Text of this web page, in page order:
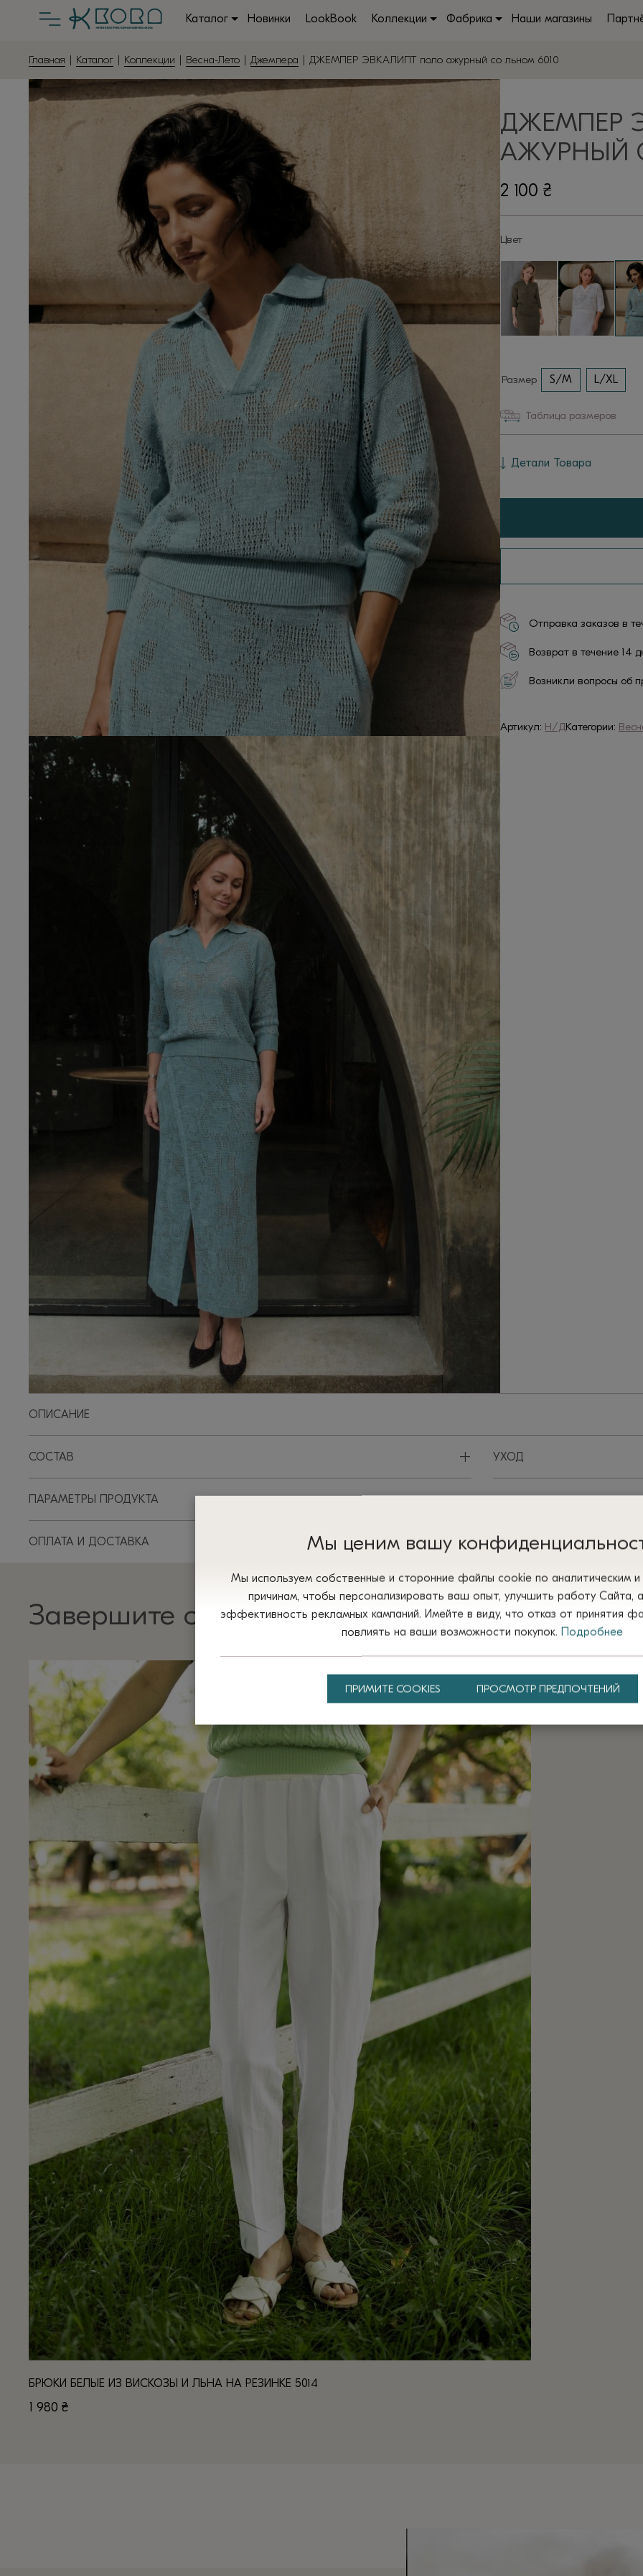
Каталог Новинки LookBook Коллекции Фабрика Наши магазины
Главная | Каталог | Коллекции | Весна-Лето | Джемпера | ДЖЕМПЕР ЭВКАЛИПТ поло ажурный со льном 6010
ДЖЕМПЕР
АЖУРНЫЙ
2 100 ₴
Цвет
Размер S/M L/XL
Таблица размеров
Детали Товара
Отправка заказов в
Возврат в течение 14
Возникли вопросы об
Артикул: Н/ДКатегории:
ОПИСАНИЕ
СОСТАВ + УХОД
ПАРАМЕТРЫ ПРОДУКТА
ОПЛАТА И ДОСТАВКА + ВОЗВРАТ И ОБМЕН
Завершите образ
БРЮКИ БЕЛЫЕ ИЗ ВИСКОЗЫ И ЛЬНА НА РЕЗИНКЕ 5014
1 980 ₴
Мы ценим вашу
Мы используем собственные и сторонние файлы сооkіе по аналитическим
причинам, чтобы персонализировать ваш опыт, улучшить работу Сайта,
эффективность рекламных кампаний. Имейте в виду, что отказ от принятия
повлиять на ваши возможности покупок. Подробнее
ПРИМИТЕ COOKIES ПРОСМОТР ПРЕДПОЧТЕНИЙ